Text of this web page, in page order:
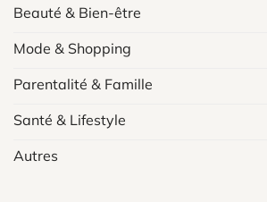
Beauté & Bien-être
Mode & Shopping
Parentalité & Famille
Santé & Lifestyle
Autres